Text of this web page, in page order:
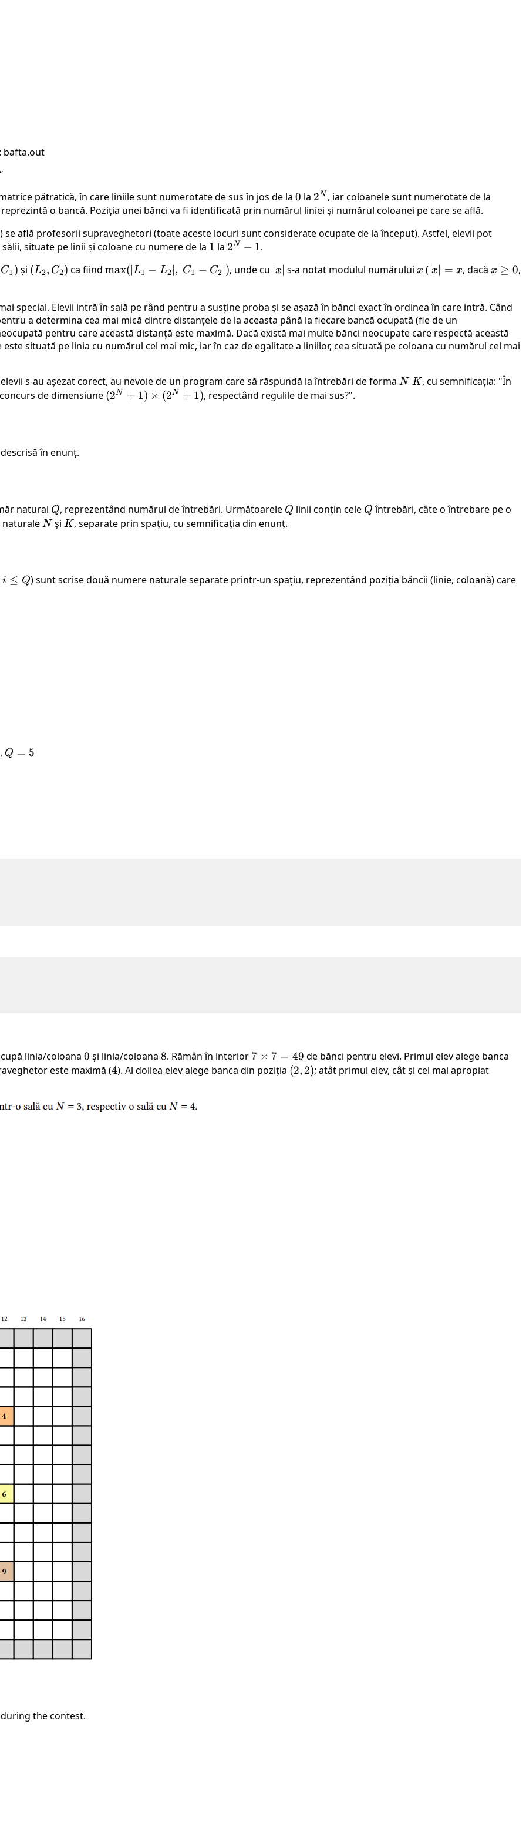
bafta.out
pătratică, în care liniile sunt numerotate de sus în jos de la 0
0 la 2^N
2N , iar coloanele sunt numerotate de la
o bancă. Poziția unei bănci va fi identificată prin numărul liniei și numărul coloanei pe care se află.
) se află profesorii supraveghetori (toate aceste locuri sunt considerate ocupate de la început). Astfel, elevii pot
situate pe linii și coloane cu numere de la 1
1 la 2^N
2N − 1.
C1 ) și (L_2,
(L2, C2) ca fiind\max(|L_1
C_2|)
max( ∣L1 − L2 , C1 − C2 ), unde cu |x|
∣x s-a notat modulul număruluix
x ( |x|
∣x = x, dacăx
x ≥ 0,
special. Elevii intră în sală pe rând pentru a susține proba și se așază în bănci exact în ordinea în care intră. Când
a determina cea mai mică dintre distanțele de la aceasta până la fiecare bancă ocupată (fie de un
pentru care această distanță este maximă. Dacă există mai multe bănci neocupate care respectă această
situată pe linia cu numărul cel mai mic, iar în caz de egalitate a liniilor, cea situată pe coloana cu numărul cel mai
s-au așezat corect, au nevoie de un program care să răspundă la întrebări de forma N
N K, cu semnificația: "În
de dimensiune (2^N
(2N + 1) × (2N + 1), respectând regulile de mai sus?".
în enunț.
natural Q
Q, reprezentând numărul de întrebări. Următoarele Q
Q linii conțin cele Q
Q întrebări, câte o întrebare pe o
naturaleN
N șiK
K, separate prin spațiu, cu semnificația din enunț.
i ≤ Q) sunt scrise două numere naturale separate printr-un spațiu, reprezentând poziția băncii (linie, coloană) care
, Q
Q = 5
linia/coloana0
0 și linia/coloana8
8. Rămân în interior 7
\times
7 × 7 = 49 de bănci pentru elevi. Primul elev alege banca
este maximă (4
4). Al doilea elev alege banca din poziția (2,
(2, 2); atât primul elev, cât și cel mai apropiat
the contest.